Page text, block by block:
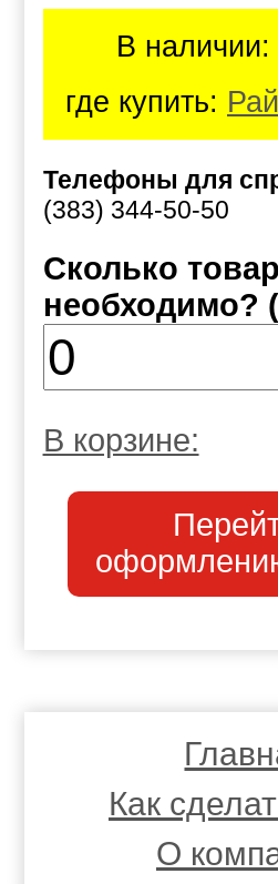
В наличии:
где купить:
Телефоны для
(383) 344-50-50
Сколько
необходимо?
В корзине:
Как
О